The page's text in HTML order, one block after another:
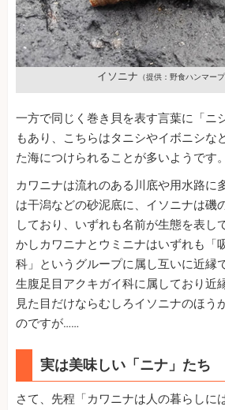
イソニナ （提供：野食ハンマープ
一方で同じく巻き貝を表す言葉に「ニ
もあり、こちらはタニシやイボニシな
た海につけられることが多いようです。
カワニナは流れのある川底や用水路に
は干潟などの砂泥底に、イソニナは磯
しており、いずれも名前が生態を表し
かしカワニナとウミニナはいずれも「
科」というグループに属し互いに近縁
生腹足目アクキガイ科に属しており近
見た目だけならむしろイソニナのほう
のですが……
実は美味しい「ニナ」たち
さて、先程「カワニナは人の暮らしに